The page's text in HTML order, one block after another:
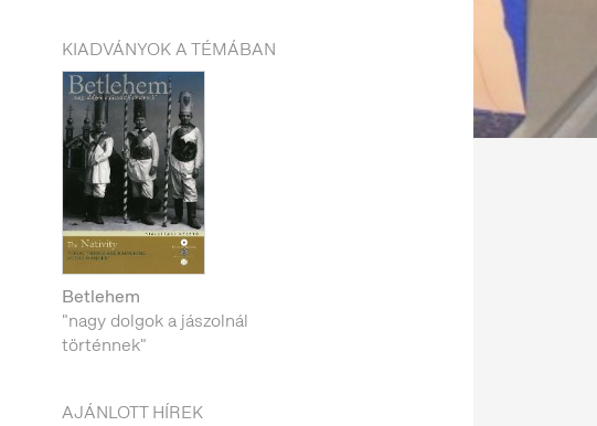
KIADVÁNYOK A TÉMÁBAN
Betlehem
"nagy dolgok a jászolnál
történnek"
AJÁNLOTT HÍREK